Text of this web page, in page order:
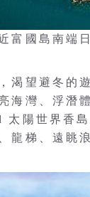
富國島南端
渴望避冬的
海灣、浮潛
陽世界香
龍梯、遠眺